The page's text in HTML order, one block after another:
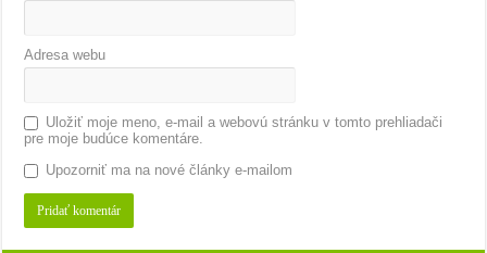
Adresa webu
Uložiť moje meno, e-mail a webovú stránku v tomto prehliadači
pre moje budúce komentáre.
Upozorniť ma na nové články e-mailom